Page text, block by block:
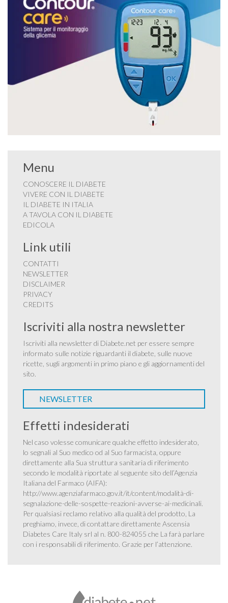
Menu
CONOSCERE IL DIABETE
VIVERE CON IL DIABETE
IL DIABETE IN ITALIA
A TAVOLA CON IL DIABETE
EDICOLA
Link utili
CONTATTI
NEWSLETTER
DISCLAIMER
PRIVACY
CREDITS
Iscriviti alla nostra newsletter
Iscriviti alla newsletter di Diabete.net per essere sempre
informato sulle notizie riguardanti il diabete, sulle nuove
ricette, sugli argomenti in primo piano e gli aggiornamenti del
sito.
NEWSLETTER
Effetti indesiderati
Nel caso volesse comunicare qualche effetto indesiderato,
lo segnali al Suo medico od al Suo farmacista, oppure
direttamente alla Sua struttura sanitaria di riferimento
secondo le modalità riportate al seguente sito dell’Agenzia
Italiana del Farmaco (AIFA):
http://www.agenziafarmaco.gov.it/it/content/modalità-di-
segnalazione-delle-sospette-reazioni-avverse-ai-medicinali.
Per qualsiasi reclamo relativo alla qualità del prodotto, La
preghiamo, invece, di contattare direttamente Ascensia
Diabetes Care Italy srl al n. 800-824055 che La farà parlare
con i responsabili di riferimento. Grazie per l’attenzione.